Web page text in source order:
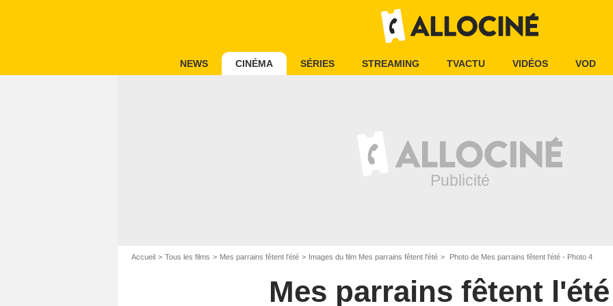
NEWS CINÉMA SÉRIES STREAMING TVACTU VIDÉOS VOD
Accueil Tous les films Mes parrains fêtent l'été Images du film Mes parrains fêtent l'été Photo de Mes parrains fêtent l'été - Photo 4
Mes parrains fêtent l'été